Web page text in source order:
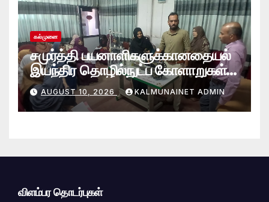
கல்முனை
சமுர்த்தி பயனாளிகளுக்கானதையல்
இயந்திர தொழில்நுட்ப கோளாறுகள்
மற்றும் திருத்தம் தொடர்பான பயிற்சி.
AUGUST 10, 2026 KALMUNAINET ADMIN
விளம்பர தொடர்புகள்